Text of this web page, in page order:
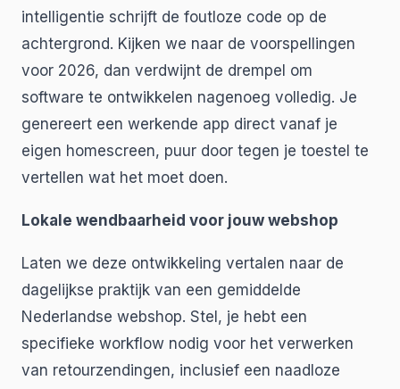
intelligentie schrijft de foutloze code op de
achtergrond. Kijken we naar de voorspellingen
voor 2026, dan verdwijnt de drempel om
software te ontwikkelen nagenoeg volledig. Je
genereert een werkende app direct vanaf je
eigen homescreen, puur door tegen je toestel te
vertellen wat het moet doen.
Lokale wendbaarheid voor jouw webshop
Laten we deze ontwikkeling vertalen naar de
dagelijkse praktijk van een gemiddelde
Nederlandse webshop. Stel, je hebt een
specifieke workflow nodig voor het verwerken
van retourzendingen, inclusief een naadloze